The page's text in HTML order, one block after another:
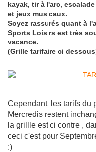
kayak, tir à l'arc,
et jeux musicaux.
Soyez rassurés quant à
Sports Loisirs est très
vacance.
(Grille tarifaire ci
Cependant, les tarifs du
Mercredis restent
la grillle est ci contre ,
ceci c'est pour
:)